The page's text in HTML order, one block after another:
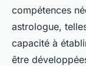
compétences
astrologue,
capacité à
être